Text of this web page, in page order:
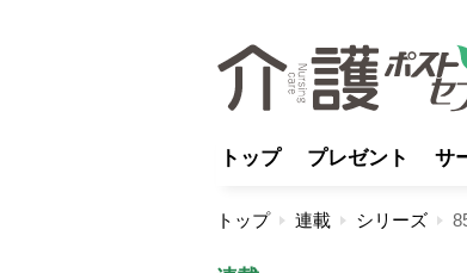
トップ プレゼント サ
トップ 連載 シリーズ